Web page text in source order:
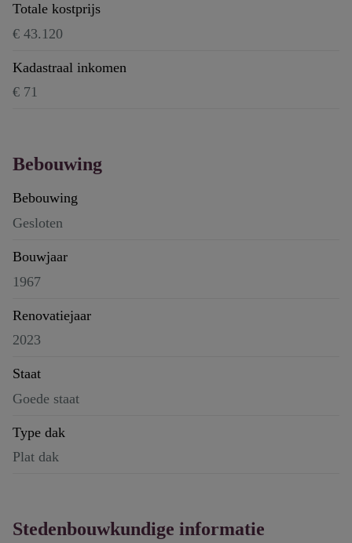
Totale kostprijs
€ 43.120
Kadastraal inkomen
€ 71
Bebouwing
Bebouwing
Gesloten
Bouwjaar
1967
Renovatiejaar
2023
Staat
Goede staat
Type dak
Plat dak
Stedenbouwkundige informatie